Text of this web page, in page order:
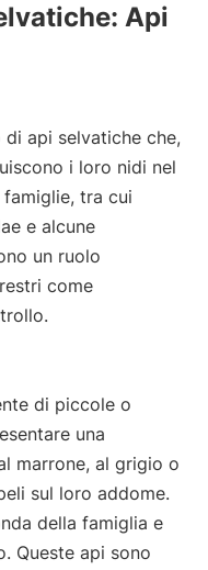
Api
api selvatiche che,
i loro nidi nel
tra cui
e alcune
un ruolo
come
di piccole o
una
marrone, al grigio o
sul loro addome.
della famiglia e
Queste api sono